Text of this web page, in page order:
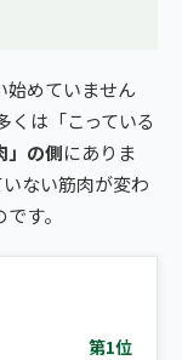
始めていません
くは「こっている
」の側にありま
ない筋肉が変わ
す。
第1位